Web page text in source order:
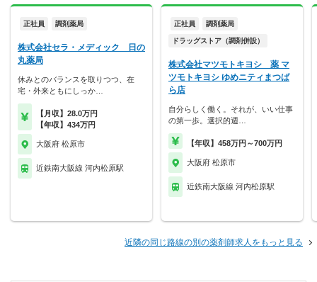
正社員 調剤薬局
株式会社セラ・メディック 日の
丸薬局
休みとのバランスを取りつつ、在
宅・外来ともにしっか…
【月収】28.0万円
【年収】434万円
大阪府 松原市
近鉄南大阪線 河内松原駅
正社員 調剤薬局
ドラッグストア（調剤併設）
株式会社マツモトキヨシ 薬 マ
ツモトキヨシ ゆめニティまつば
ら店
自分らしく働く。それが、いい仕事
の第一歩。選択的週…
【年収】458万円～700万円
大阪府 松原市
近鉄南大阪線 河内松原駅
近隣の同じ路線の別の薬剤師求人をもっと見る